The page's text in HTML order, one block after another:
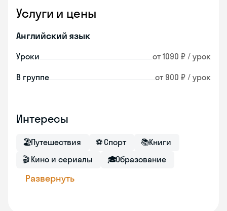
Услуги и цены
Английский язык
Уроки от 1090 ₽ / урок
В группе от 900 ₽ / урок
Интересы
🏖Путешествия ⚽ Спорт 📚Книги
🎬 Кино и сериалы 🎓Образование
Развернуть